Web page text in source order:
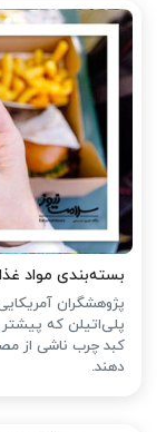
بسته‌بندی مواد
پژوهشگران
پلی‌اتیلن که
کبد چرب ناشی از
دهند.